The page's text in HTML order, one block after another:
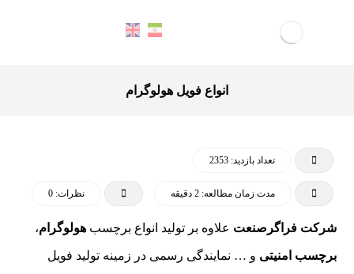
انواع فویل هولوگرام
تعداد بازدید: 2353
مدت زمان مطالعه: 2 دقیقه نظرات: 0
شرکت فراگرصنعت علاوه بر تولید انواع برچسبهولوگرام،
برچسب امنیتی و … نمایندگی رسمی در زمینه تولید فویل